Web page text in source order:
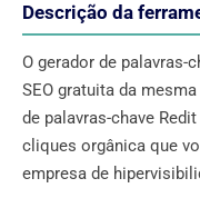
Descrição da
O gerador de palavras-
SEO gratuita da
de palavras-chave
cliques orgânica que
empresa de